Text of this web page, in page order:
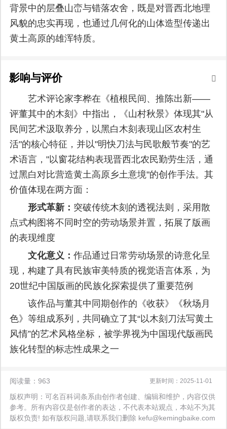
背景中的层叠山峦与错落农舍，既是对晋西北地理
风貌的忠实再现，也通过几何化的山体造型传递出
黄土高原的雄浑特质。
影响与评价
艺术评论家李桦在《植根民间、推陈出新——
评董其中的木刻》中指出，《山村秋景》体现其"从
民间艺术汲取养分，以黑白木刻表现山区农村生
活"的核心特征，并以"明快刀法与民歌般节奏"的艺
术语言，"以窗花结构表现晋西北农民勤劳生活，通
过黑白对比营造黄土高原乡土意境"的创作手法。其
价值体现在两方面：
形式革新： 突破传统木刻的透视法则，采用散
点式构图将不同时空的劳动场景并置，拓展了版画
的表现维度
文化意义： 作品通过日常劳动场景的诗意化呈
现，构建了具有民族审美特质的视觉语言体系，为
20世纪中国版画的民族化探索提供了重要范例
该作品与董其中同期创作的《收获》《秋场月
色》等组成系列，共同确立了其“以木刻刀法写黄土
风情”的艺术风格坐标，被学界视为中国现代版画民
族化转型的标志性成果之一
阅读量：963 更新时间：2025-11-01
版权声明：可名百科词条系由创作者创建、编辑和维护，内容仅供
参考。所有内容仅是创作者的表达，不代表本站观点，本站不为其
版权负责! 如有版权问题,请联系我们删除 kefu@kemingbaike.com